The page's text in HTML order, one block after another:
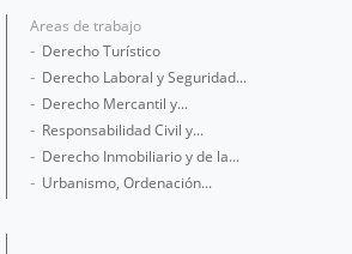
Areas de trabajo
Derecho Turístico
Derecho Laboral y Seguridad...
Derecho Mercantil y...
Responsabilidad Civil y...
Derecho Inmobiliario y de la...
Urbanismo, Ordenación...